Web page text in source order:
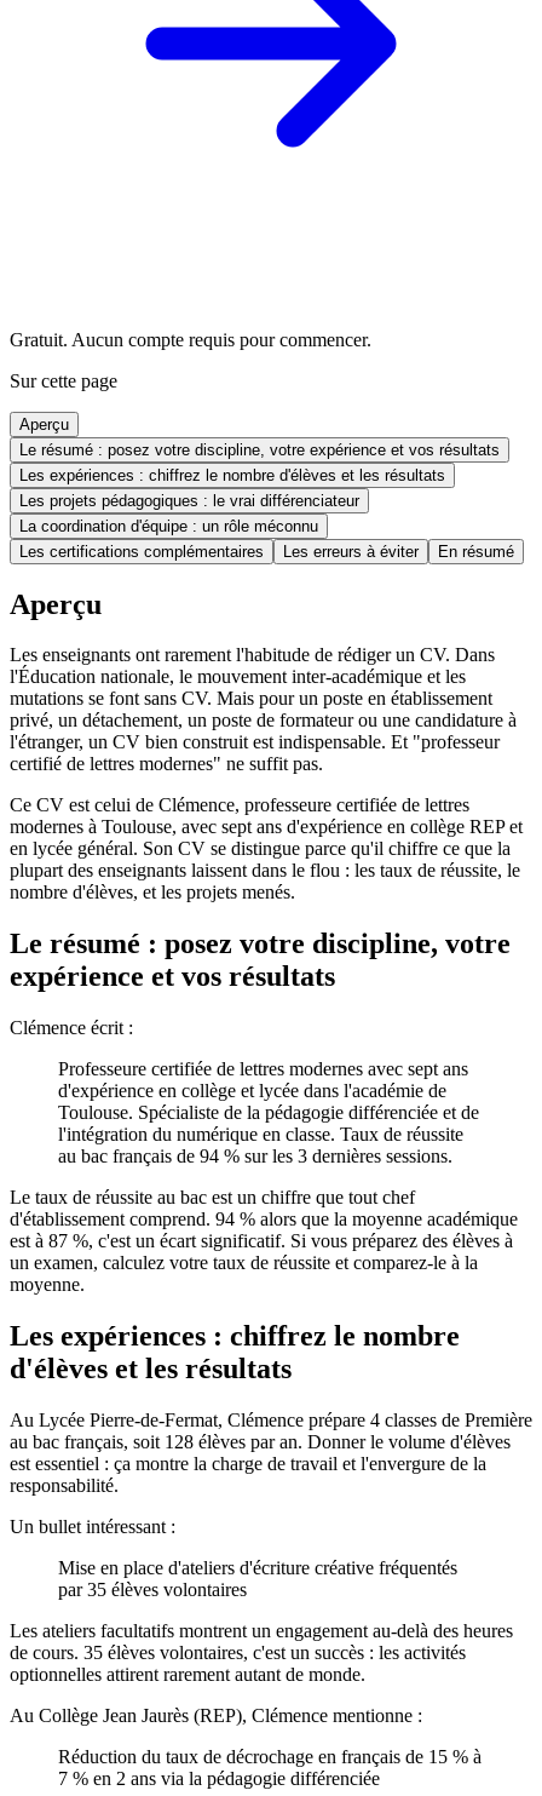
Gratuit. Aucun compte requis pour commencer.
Sur cette page
Aperçu
Le résumé : posez votre discipline, votre expérience et vos résultats
Les expériences : chiffrez le nombre d'élèves et les résultats
Les projets pédagogiques : le vrai différenciateur
La coordination d'équipe : un rôle méconnu
Les certifications complémentaires
Les erreurs à éviter En résumé
Aperçu
Les enseignants ont rarement l'habitude de rédiger un CV. Dans
l'Éducation nationale, le mouvement inter-académique et les
mutations se font sans CV. Mais pour un poste en établissement
privé, un détachement, un poste de formateur ou une candidature à
l'étranger, un CV bien construit est indispensable. Et "professeur
certifié de lettres modernes" ne suffit pas.
Ce CV est celui de Clémence, professeure certifiée de lettres
modernes à Toulouse, avec sept ans d'expérience en collège REP et
en lycée général. Son CV se distingue parce qu'il chiffre ce que la
plupart des enseignants laissent dans le flou : les taux de réussite, le
nombre d'élèves, et les projets menés.
Le résumé : posez votre discipline, votre
expérience et vos résultats
Clémence écrit :
Professeure certifiée de lettres modernes avec sept ans
d'expérience en collège et lycée dans l'académie de
Toulouse. Spécialiste de la pédagogie différenciée et de
l'intégration du numérique en classe. Taux de réussite
au bac français de 94 % sur les 3 dernières sessions.
Le taux de réussite au bac est un chiffre que tout chef
d'établissement comprend. 94 % alors que la moyenne académique
est à 87 %, c'est un écart significatif. Si vous préparez des élèves à
un examen, calculez votre taux de réussite et comparez-le à la
moyenne.
Les expériences : chiffrez le nombre
d'élèves et les résultats
Au Lycée Pierre-de-Fermat, Clémence prépare 4 classes de Première
au bac français, soit 128 élèves par an. Donner le volume d'élèves
est essentiel : ça montre la charge de travail et l'envergure de la
responsabilité.
Un bullet intéressant :
Mise en place d'ateliers d'écriture créative fréquentés
par 35 élèves volontaires
Les ateliers facultatifs montrent un engagement au-delà des heures
de cours. 35 élèves volontaires, c'est un succès : les activités
optionnelles attirent rarement autant de monde.
Au Collège Jean Jaurès (REP), Clémence mentionne :
Réduction du taux de décrochage en français de 15 % à
7 % en 2 ans via la pédagogie différenciée